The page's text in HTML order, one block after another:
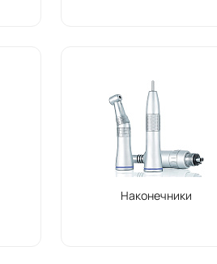
Наконечники